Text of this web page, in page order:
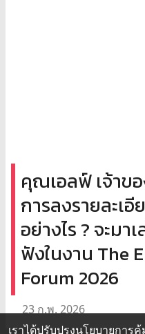
คุณเอลฟ์ เจ้าข
การลงรายละเ
อย่างไร ? จะมา
ฟังในงาน The
Forum 2026
23 ก.พ. 2026
เราได้ปรับปรุงนโยบายกา